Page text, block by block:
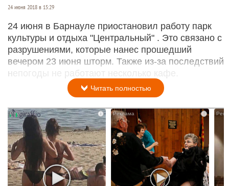
24 июня 2018 в 15:29
24 июня в Барнауле приостановил работу парк
культуры и отдыха "Центральный" . Это связано с
разрушениями, которые нанес прошедший
вечером 23 июня шторм. Также из-за последствий
непогоды не работают несколько кафе.
Читать полностью
i